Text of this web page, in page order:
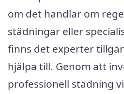
om det handlar om
städningar eller
finns det experter
hjälpa till. Genom att
professionell städning